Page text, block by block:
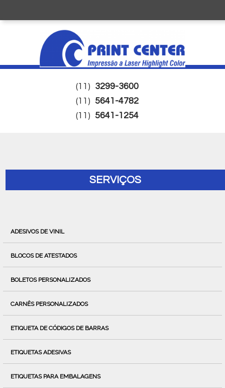
(11) 3299-3600
(11) 5641-4782
(11) 5641-1254
SERVIÇOS
ADESIVOS DE VINIL
BLOCOS DE ATESTADOS
BOLETOS PERSONALIZADOS
CARNÊS PERSONALIZADOS
ETIQUETA DE CÓDIGOS DE BARRAS
ETIQUETAS ADESIVAS
ETIQUETAS PARA EMBALAGENS